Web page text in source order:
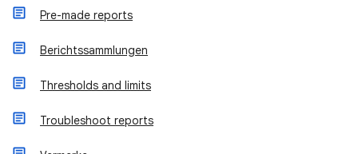
Pre-made reports
Berichtssammlungen
Thresholds and limits
Troubleshoot reports